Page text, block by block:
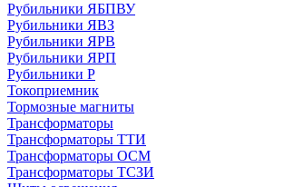
Рубильники ЯБПВУ
Рубильники ЯВЗ
Рубильники ЯРВ
Рубильники ЯРП
Рубильники Р
Токоприемник
Тормозные магниты
Трансформаторы
Трансформаторы ТТИ
Трансформаторы ОСМ
Трансформаторы ТСЗИ